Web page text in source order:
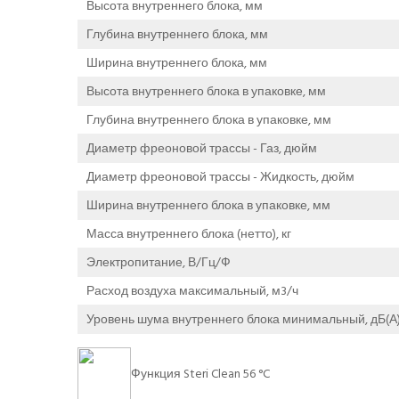
Высота внутреннего блока, мм
Глубина внутреннего блока, мм
Ширина внутреннего блока, мм
Высота внутреннего блока в упаковке, мм
Глубина внутреннего блока в упаковке, мм
Диаметр фреоновой трассы - Газ, дюйм
Диаметр фреоновой трассы - Жидкость, дюйм
Ширина внутреннего блока в упаковке, мм
Масса внутреннего блока (нетто), кг
Электропитание, В/Гц/Ф
Расход воздуха максимальный, м3/ч
Уровень шума внутреннего блока минимальный,
Функция Steri Clean 56 °C